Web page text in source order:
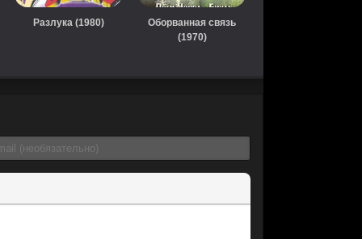
Разлука (1980)
Оборванная связь
(1970)